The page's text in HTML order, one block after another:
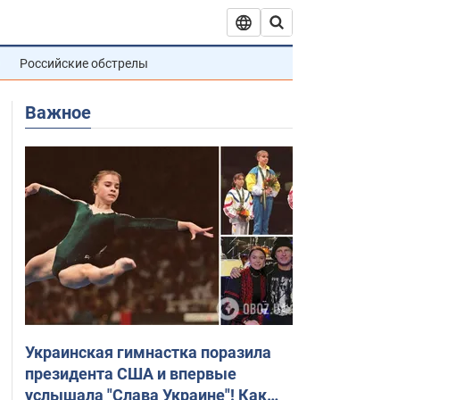
Российские обстрелы
Важное
Украинская гимнастка поразила
президента США и впервые
услышала "Слава Украине"! Как